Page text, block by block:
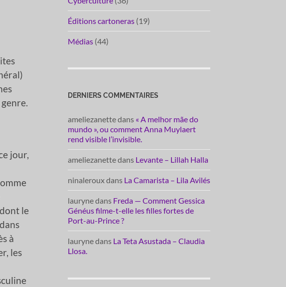
jour,
le
à
les
Éditions cartoneras (19)
Médias (44)
DERNIERS COMMENTAIRES
ameliezanettedans « A melhor mãe do
mundo », ou comment Anna Muylaert
rend visible l’invisible.
ameliezanettedans Levante – Lillah Halla
ninalerouxdans La Camarista – Lila Avilés
laurynedans Freda — Comment Gessica
Généus filme-t-elle les filles fortes de
Port-au-Prince ?
laurynedans La Teta Asustada – Claudia
Llosa.